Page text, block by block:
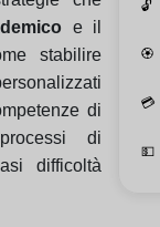
e il
stabilire
di
di
difficoltà
🔓
🏵️
💳
💵